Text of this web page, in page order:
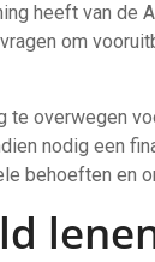
heeft van de
om
overwegen
nodig een
behoeften en